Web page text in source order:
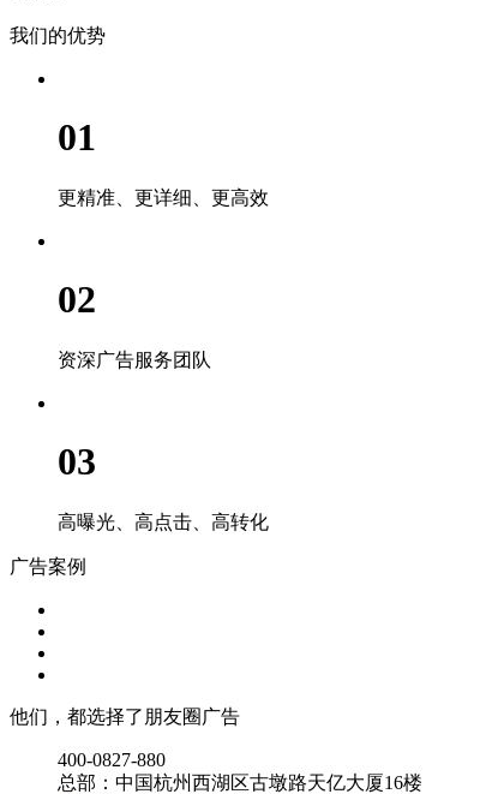
我们的优势
01
更精准、更详细、更高效
02
资深广告服务团队
03
高曝光、高点击、高转化
广告案例
他们，都选择了朋友圈广告
‭400-0827-880
总部：中国杭州西湖区古墩路天亿大厦16楼